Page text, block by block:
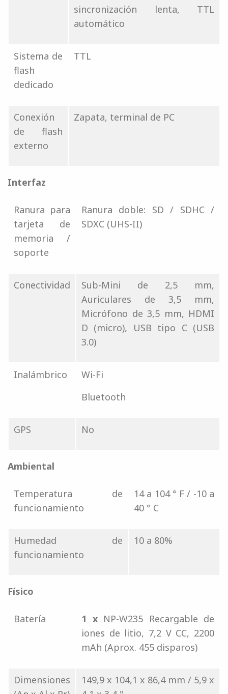
sincronización lenta, TTL
automático
Sistema de
flash
dedicado
TTL
Conexión
de flash
externo
Zapata, terminal de PC
Interfaz
Ranura para
tarjeta de
memoria /
soporte
Ranura doble: SD / SDHC /
SDXC (UHS-II)
Conectividad
Sub-Mini de 2,5 mm,
Auriculares de 3,5 mm,
Micrófono de 3,5 mm, HDMI
D (micro), USB tipo C (USB
3.0)
Inalámbrico
Wi-Fi
Bluetooth
GPS No
Ambiental
Temperatura de
funcionamiento
14 a 104 ° F / -10 a
40 ° C
Humedad de
funcionamiento
10 a 80%
Físico
Batería 1 xNP-W235 Recargable de
iones de litio, 7,2 V CC, 2200
mAh (Aprox. 455 disparos)
Dimensiones
149,9 x 104,1 x 86,4 mm / 5,9 x